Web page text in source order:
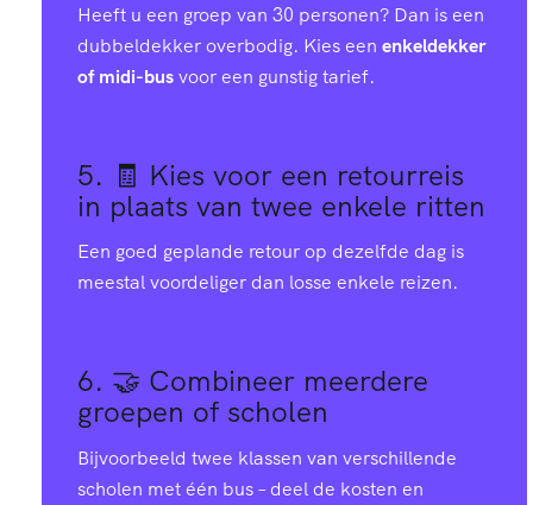
Heeft u een groep van 30 personen? Dan is een
dubbeldekker overbodig. Kies een enkeldekker
of midi-busvoor een gunstig tarief.
5. 🧾 Kies voor een retourreis
in plaats van twee enkele ritten
Een goed geplande retour op dezelfde dag is
meestal voordeliger dan losse enkele reizen.
6. 🤝 Combineer meerdere
groepen of scholen
Bijvoorbeeld twee klassen van verschillende
scholen met één bus – deel de kosten en